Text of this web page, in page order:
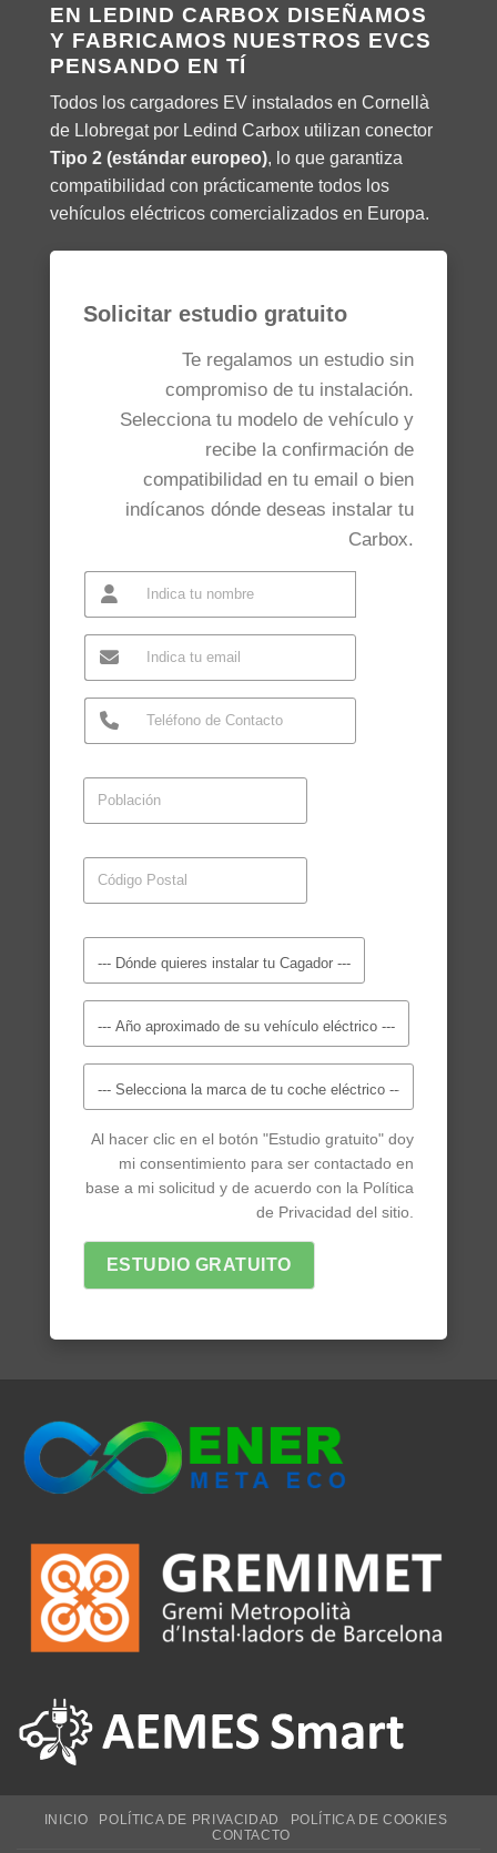
EN LEDIND CARBOX DISEÑAMOS
Y FABRICAMOS NUESTROS EVCS
PENSANDO EN TÍ
Todos los cargadores EV instalados en Cornellà
de Llobregat por Ledind Carbox utilizan conector
Tipo 2 (estándar europeo), lo que garantiza
compatibilidad con prácticamente todos los
vehículos eléctricos comercializados en Europa.
Solicitar estudio gratuito
Te regalamos un estudio sin
compromiso de tu instalación.
Selecciona tu modelo de vehículo y
recibe la confirmación de
compatibilidad en tu email o bien
indícanos dónde deseas instalar tu
Carbox.
Al hacer clic en el botón "Estudio gratuito" doy
mi consentimiento para ser contactado en
base a mi solicitud y de acuerdo con la Política
de Privacidad del sitio.
ESTUDIO GRATUITO
INICIO POLÍTICA DE PRIVACIDAD
POLÍTICA DE COOKIES
CONTACTO